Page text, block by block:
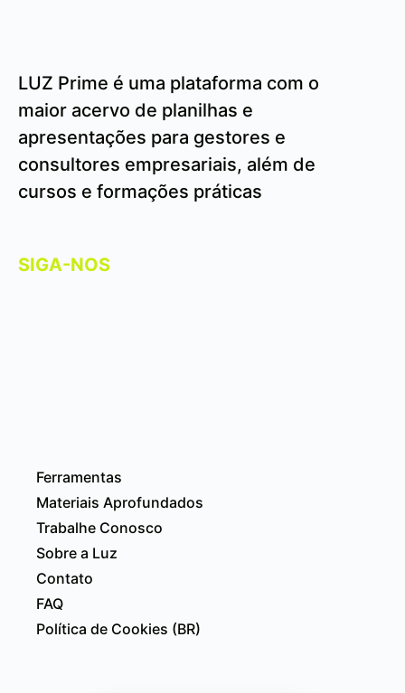
LUZ Prime é uma plataforma com o
maior acervo de planilhas e
apresentações para gestores e
consultores empresariais, além de
cursos e formações práticas
SIGA-NOS
Ferramentas
Materiais Aprofundados
Trabalhe Conosco
Sobre a Luz
Contato
FAQ
Política de Cookies (BR)